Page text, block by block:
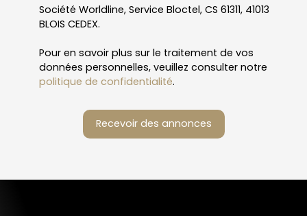
Société Worldline, Service Bloctel, CS 61311, 41013
BLOIS CEDEX.
Pour en savoir plus sur le traitement de vos
données personnelles, veuillez consulter notre
politique de confidentialité.
Recevoir des annonces